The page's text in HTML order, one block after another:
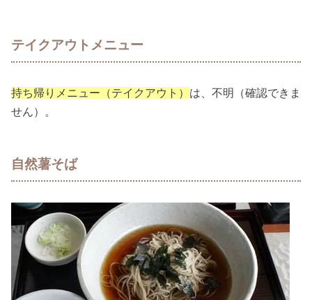
テイクアウトメニュー
持ち帰りメニュー（テイクアウト） は、不明（確認できま
せん）。
自然薯そば